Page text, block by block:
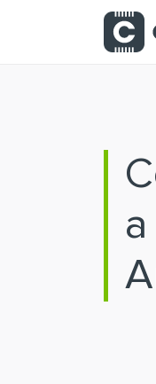
Saltar al contenido principal